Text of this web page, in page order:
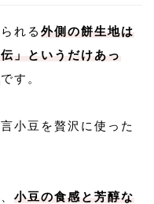
れる 外側の餅生地は
」というだけあっ
です。
小豆を贅沢に使った
小豆の食感と芳醇な